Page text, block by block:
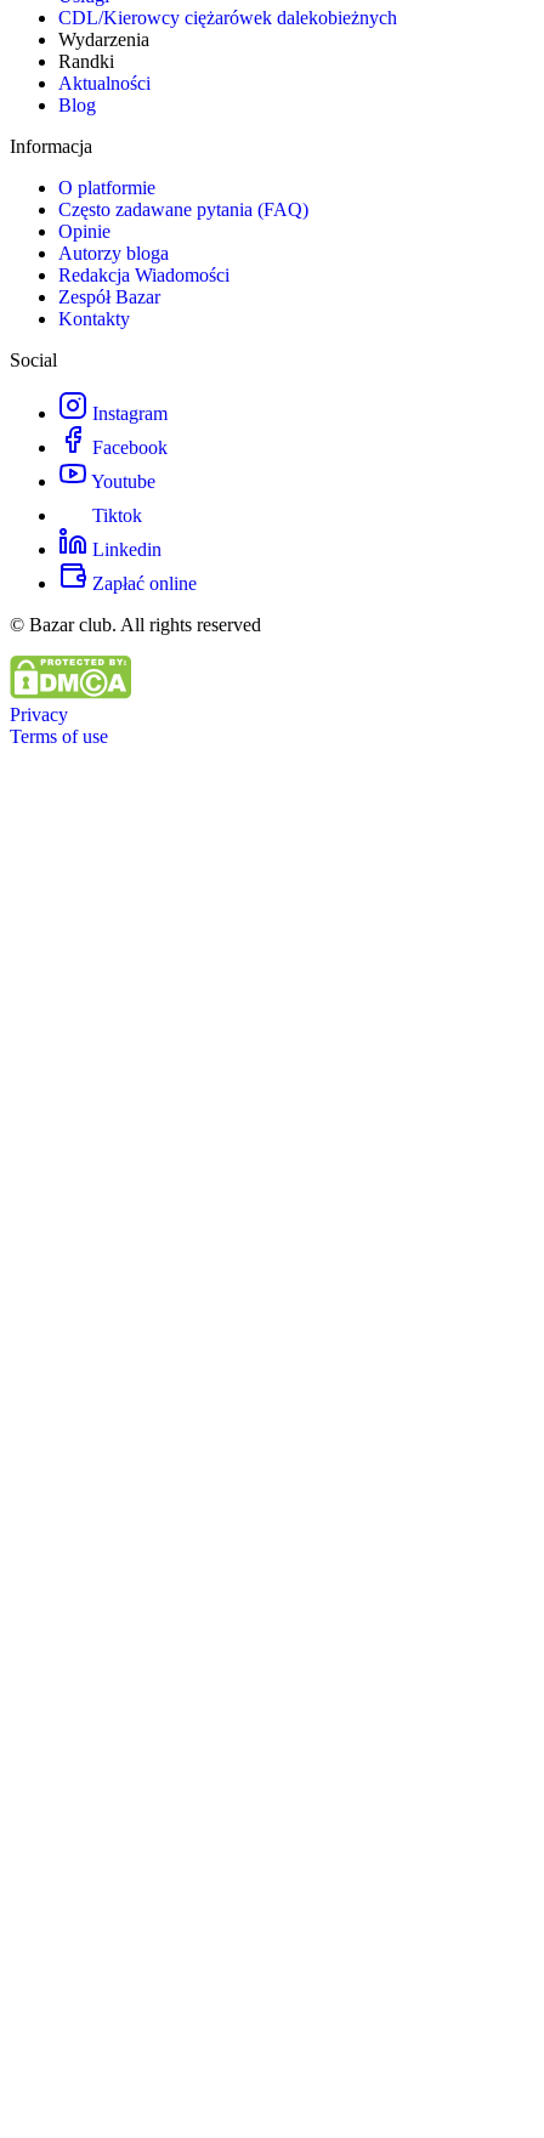
CDL/Kierowcy ciężarówek dalekobieżnych
Wydarzenia
Randki
Aktualności
Blog
Informacja
O platformie
Często zadawane pytania (FAQ)
Opinie
Autorzy bloga
Redakcja Wiadomości
Zespół Bazar
Kontakty
Social
Instagram
Facebook
Youtube
Tiktok
Linkedin
Zapłać online
© Bazar club. All rights reserved
Privacy
Terms of use